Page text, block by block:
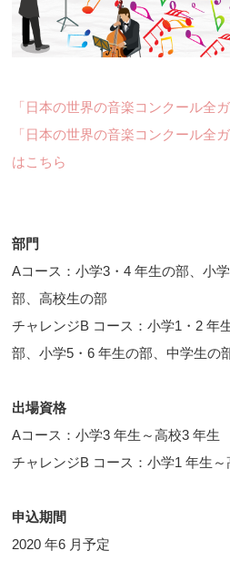
「日本の世界の音楽コンクール全
「日本の世界の音楽コンクール全
はこちら
部門
Aコース：小学3・4 年生の部、小
部、高校生の部
チャレンジB コース：小学1・2 年
部、小学5・6 年生の部、中学生の
出場資格
Aコース：小学3 年生～高校3 年生
チャレンジB コース：小学1 年生～
申込期間
2020 年6 月予定